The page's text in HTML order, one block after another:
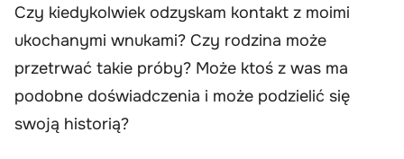
Czy kiedykolwiek odzyskam kontakt z moimi
ukochanymi wnukami? Czy rodzina może
przetrwać takie próby? Może ktoś z was ma
podobne doświadczenia i może podzielić się
swoją historią?